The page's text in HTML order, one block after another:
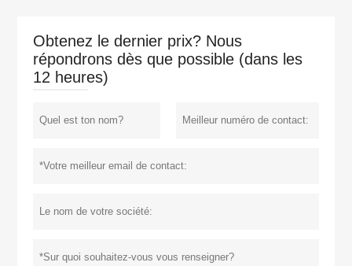
Obtenez le dernier prix? Nous
répondrons dès que possible (dans les
12 heures)